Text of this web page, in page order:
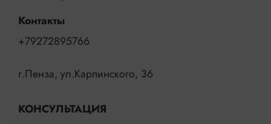
Контакты
+79272895766
г.Пенза, ул.Карпинского, 36
КОНСУЛЬТАЦИЯ